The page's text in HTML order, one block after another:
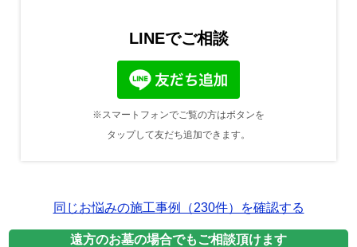
LINEでご相談
※スマートフォンでご覧の方はボタンを
タップして友だち追加できます。
同じお悩みの施工事例（230件）を確認する
遠方のお墓の場合でもご相談頂けます